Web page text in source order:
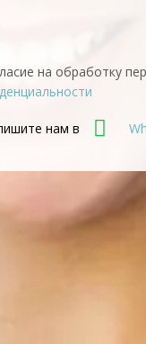
на обработку
нам в